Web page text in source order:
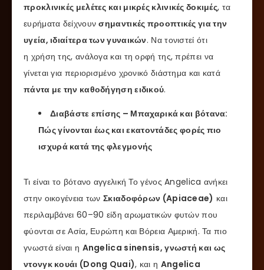
προκλινικές μελέτες και μικρές κλινικές δοκιμές, τα
ευρήματα δείχνουνσημαντικές προοπτικές για την
υγεία, ιδιαίτερα των γυναικών. Να τονιστεί ότι
η χρήση της, ανάλογα και τη ορφή της, πρέπει να
γίνεται για περιορισμένο χρονικό διάστημα και κατά
πάντα με την καθοδήγηση ειδικού.
Διαβάστε επίσης – Μπαχαρικά και βότανα:
Πώς γίνονται έως και εκατοντάδες φορές πιο
ισχυρά κατά της φλεγμονής
Τι είναι το βότανο αγγελική Το γένος Angelica ανήκει
στην οικογένεια των Σκιαδοφόρων (Apiaceae) και
περιλαμβάνει 60–90 είδη αρωματικών φυτών που
φύονται σε Ασία, Ευρώπη και Βόρεια Αμερική. Τα πιο
γνωστά είναι η Angelica sinensis, γνωστή και ως
ντονγκ κουάι (Dong Quai), και η Angelica